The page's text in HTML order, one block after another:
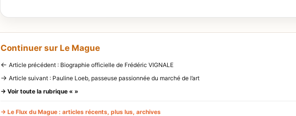
Continuer sur Le Mague
← Article précédent : Biographie officielle de Frédéric VIGNALE
→ Article suivant : Pauline Loeb, passeuse passionnée du marché de l’art
→ Voir toute la rubrique « »
→ Le Flux du Mague : articles récents, plus lus, archives